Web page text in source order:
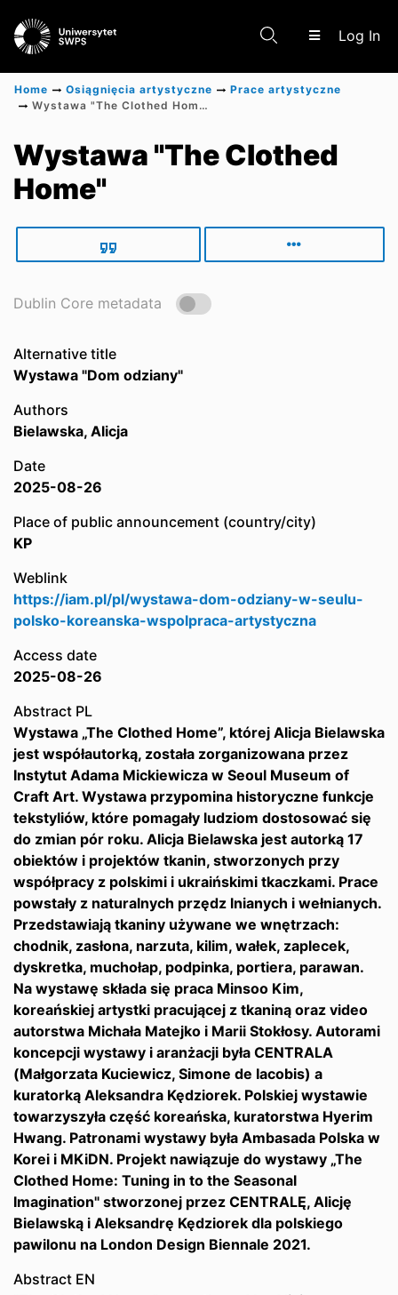
Log In
Scientific research results
Home Osiągnięcia artystyczne
Prace artystyczne
Wystawa "The Clothed Home"
Wystawa "The Clothed
Home"
Dublin Core metadata
Alternative title
Wystawa "Dom odziany"
Authors
Bielawska, Alicja
Date
2025-08-26
Place of public announcement (country/city)
KP
Weblink
https://iam.pl/pl/wystawa-dom-odziany-w-seulu-
polsko-koreanska-wspolpraca-artystyczna
Access date
2025-08-26
Abstract PL
Wystawa „The Clothed Home”, której Alicja Bielawska
jest współautorką, została zorganizowana przez
Instytut Adama Mickiewicza w Seoul Museum of
Craft Art. Wystawa przypomina historyczne funkcje
tekstyliów, które pomagały ludziom dostosować się
do zmian pór roku. Alicja Bielawska jest autorką 17
obiektów i projektów tkanin, stworzonych przy
współpracy z polskimi i ukraińskimi tkaczkami. Prace
powstały z naturalnych przędz lnianych i wełnianych.
Przedstawiają tkaniny używane we wnętrzach:
chodnik, zasłona, narzuta, kilim, wałek, zaplecek,
dyskretka, muchołap, podpinka, portiera, parawan.
Na wystawę składa się praca Minsoo Kim,
koreańskiej artystki pracującej z tkaniną oraz video
autorstwa Michała Matejko i Marii Stokłosy. Autorami
koncepcji wystawy i aranżacji była CENTRALA
(Małgorzata Kuciewicz, Simone de Iacobis) a
kuratorką Aleksandra Kędziorek. Polskiej wystawie
towarzyszyła część koreańska, kuratorstwa Hyerim
Hwang. Patronami wystawy była Ambasada Polska w
Korei i MKiDN. Projekt nawiązuje do wystawy „The
Clothed Home: Tuning in to the Seasonal
Imagination" stworzonej przez CENTRALĘ, Alicję
Bielawską i Aleksandrę Kędziorek dla polskiego
pawilonu na London Design Biennale 2021.
Abstract EN